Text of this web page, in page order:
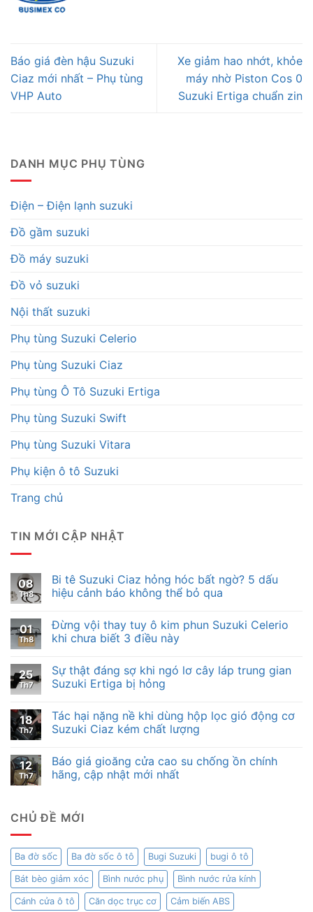
Báo giá đèn hậu Suzuki
Ciaz mới nhất – Phụ tùng
VHP Auto
Xe giảm hao nhớt, khỏe
máy nhờ Piston Cos 0
Suzuki Ertiga chuẩn zin
DANH MỤC PHỤ TÙNG
Điện – Điện lạnh suzuki
Đồ gầm suzuki
Đồ máy suzuki
Đồ vỏ suzuki
Nội thất suzuki
Phụ tùng Suzuki Celerio
Phụ tùng Suzuki Ciaz
Phụ tùng Ô Tô Suzuki Ertiga
Phụ tùng Suzuki Swift
Phụ tùng Suzuki Vitara
Phụ kiện ô tô Suzuki
Trang chủ
TIN MỚI CẬP NHẬT
08
Th8
Bi tê Suzuki Ciaz hỏng hóc bất ngờ? 5 dấu
hiệu cảnh báo không thể bỏ qua
01
Th8
Đừng vội thay tuy ô kim phun Suzuki Celerio
khi chưa biết 3 điều này
25
Th7
Sự thật đáng sợ khi ngó lơ cây láp trung gian
Suzuki Ertiga bị hỏng
18
Th7
Tác hại nặng nề khi dùng hộp lọc gió động cơ
Suzuki Ciaz kém chất lượng
12
Th7
Báo giá gioăng cửa cao su chống ồn chính
hãng, cập nhật mới nhất
CHỦ ĐỀ MỚI
Ba đờ sốc Ba đờ sốc ô tô Bugi Suzuki bugi ô tô
Bát bèo giảm xóc Bình nước phụ Bình nước rửa kính
Cánh cửa ô tô Căn dọc trục cơ Cảm biến ABS